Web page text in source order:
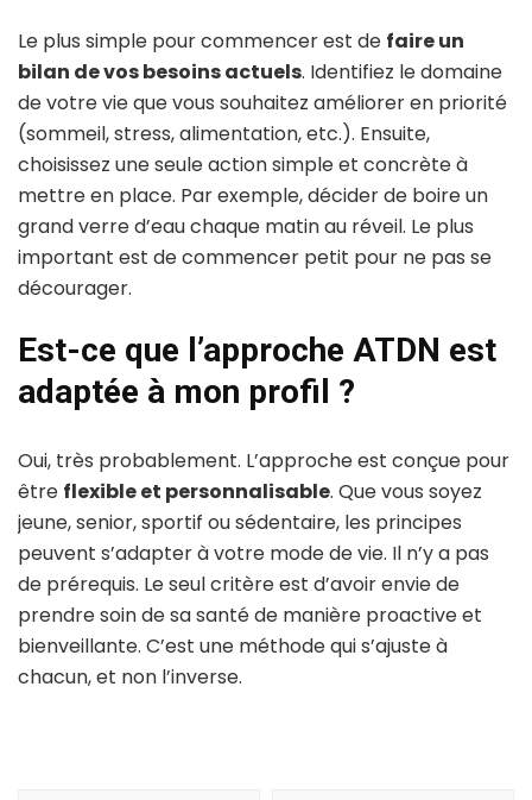
Le plus simple pour commencer est de faire un
bilan de vos besoins actuels. Identifiez le domaine
de votre vie que vous souhaitez améliorer en priorité
(sommeil, stress, alimentation, etc.). Ensuite,
choisissez une seule action simple et concrète à
mettre en place. Par exemple, décider de boire un
grand verre d’eau chaque matin au réveil. Le plus
important est de commencer petit pour ne pas se
décourager.
Est-ce que l’approche ATDN est
adaptée à mon profil ?
Oui, très probablement. L’approche est conçue pour
être flexible et personnalisable. Que vous soyez
jeune, senior, sportif ou sédentaire, les principes
peuvent s’adapter à votre mode de vie. Il n’y a pas
de prérequis. Le seul critère est d’avoir envie de
prendre soin de sa santé de manière proactive et
bienveillante. C’est une méthode qui s’ajuste à
chacun, et non l’inverse.